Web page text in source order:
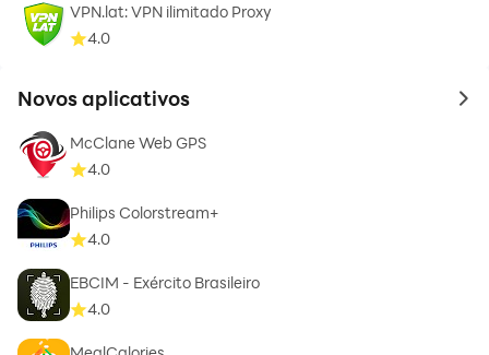
VPN.lat: VPN ilimitado Proxy
4.0
Novos aplicativos to
McClane Web GPS
4.0
Philips Colorstream+
4.0
EBCIM - Exército Brasileiro
4.0